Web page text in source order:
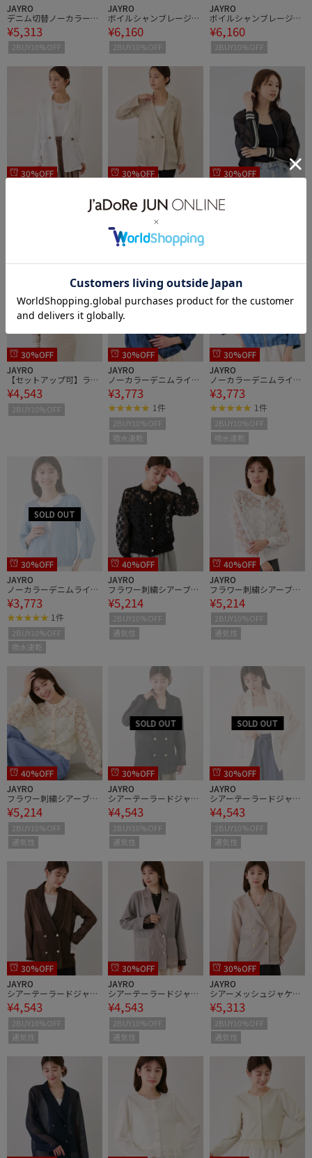
JAYRO
デニム切替ノーカラージ
ャケット
¥5,313
2BUY10%OFF
JAYRO
ボイルシャンブレージャ
ケット
¥6,160
2BUY10%OFF
JAYRO
ボイルシャンブレージャ
ケット
¥6,160
2BUY10%OFF
30%OFF
ボイルシャンブレージャ
30%OFF
ボイルシャンブレージャ
ケット
¥6,160
2BUY10%OFF
30%OFF
【セットアップ可】ライ
ンメッシュブルゾン
¥4,543
30%OFF
JAYRO
【セットアップ可】ライ
ンメッシュブルゾン
¥4,543
2BUY10%OFF
30%OFF
JAYRO
ノーカラーデニムライク
ブルゾン
¥3,773
1件
2BUY10%OFF
吸水速乾
30%OFF
JAYRO
ノーカラーデニムライク
ブルゾン
¥3,773
1件
2BUY10%OFF
吸水速乾
30%OFF
JAYRO
ノーカラーデニムライク
ブルゾン
¥3,773
1件
2BUY10%OFF
吸水速乾
40%OFF
JAYRO
フラワー刺繍シアーブル
ゾン
¥5,214
2BUY10%OFF
通気性
40%OFF
JAYRO
フラワー刺繍シアーブル
ゾン
¥5,214
2BUY10%OFF
通気性
40%OFF
JAYRO
フラワー刺繍シアーブル
ゾン
¥5,214
2BUY10%OFF
通気性
30%OFF
JAYRO
シアーテーラードジャケ
ット
¥4,543
2BUY10%OFF
通気性
30%OFF
JAYRO
シアーテーラードジャケ
ット
¥4,543
2BUY10%OFF
通気性
30%OFF
JAYRO
シアーテーラードジャケ
ット
¥4,543
2BUY10%OFF
通気性
30%OFF
JAYRO
シアーテーラードジャケ
ット
¥4,543
2BUY10%OFF
通気性
30%OFF
JAYRO
シアーメッシュジャケッ
ト
¥5,313
2BUY10%OFF
通気性